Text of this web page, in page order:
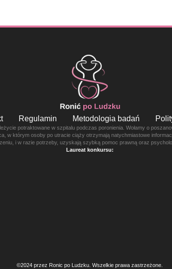
Regulamin Metodologia badań
potraktowane w szpitalu podczas poronienia. Wołamy o
w którym osoby po utracie ciąży otrzymają natychmiastowe
i w razie potrzeby, uzyskają szybką pomoc prawną oraz
Laureat konkursu:
©2024 przez Ronic po Ludzku. Wszelkie prawa zastrzeżone.